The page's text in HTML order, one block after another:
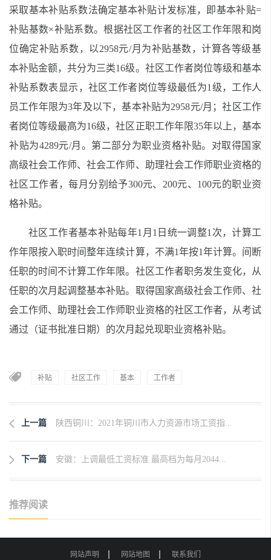
采取基本补贴系数法确定基本补贴计发标准，即基本补贴=
补贴基数×补贴系数。根据社区工作者的社区工作年限和岗
位确定补贴系数，以2958元/月为补贴基数，计算各等级基
本补贴金额，共分为三类16级。社区工作者岗位等级和基本
补贴系数表显示，社区工作者岗位等级最低为1级，工作人
员工作年限为3年及以下，基本补贴为2958元/月；社区工作
者岗位等级最高为16级，社区正职工作年限35年以上，基本
补贴为4289元/月。第二部分为职业资格补贴。对取得国家
高级社会工作师、社会工作师、助理社会工作师职业资格的
社区工作者，每月分别给予300元、200元、100元的职业资
格补贴。
社区工作者基本补贴每年1月1日统一调整1次，计算工
作年限按入职时间整年连续计算，不满1年按1年计算。间断
任职的时间不计算工作年限。社区工作者职务发生变化，从
任职的次月起调整基本补贴。取得国家高级社会工作师、社
会工作师、助理社会工作师职业资格的社区工作者，从考试
通过（证书批准日期）的次月起兑现职业资格补贴。
补贴 社区工作 基本 工作者
上一篇 陕西铜川：2021年铜川市人力资源市场工资指...
下一篇 安徽：上调最低工资标准 最高档为每月2044...
推荐阅读
网站声明 网站地图 联系我们